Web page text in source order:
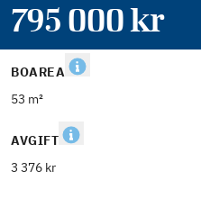
795 000kr
BOAREA
53 m²
AVGIFT
3 376 kr